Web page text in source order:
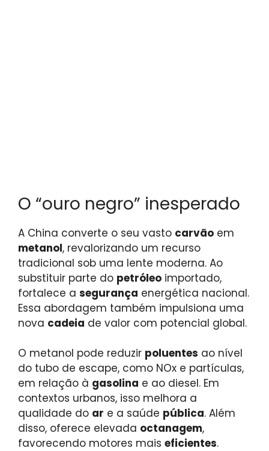
O “ouro negro” inesperado
A China converte o seu vasto carvão em
metanol, revalorizando um recurso
tradicional sob uma lente moderna. Ao
substituir parte do petróleo importado,
fortalece a segurança energética nacional.
Essa abordagem também impulsiona uma
nova cadeia de valor com potencial global.
O metanol pode reduzir poluentes ao nível
do tubo de escape, como NOx e partículas,
em relação à gasolina e ao diesel. Em
contextos urbanos, isso melhora a
qualidade do ar e a saúde pública. Além
disso, oferece elevada octanagem,
favorecendo motores mais eficientes.